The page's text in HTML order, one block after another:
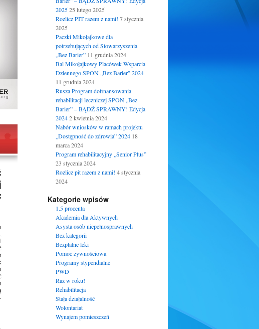
2025 25 lutego 2025
Rozlicz PIT razem z nami! 7 stycznia
2025
Paczki Mikołajkowe dla
potrzebujących od Stowarzyszenia
„Bez Barier” 11 grudnia 2024
Bal Mikołajkowy Placówek Wsparcia
Dziennego SPON „Bez Barier” 2024
11 grudnia 2024
Rusza Program dofinansowania
rehabilitacji leczniczej SPON „Bez
Barier” – BĄDŹ SPRAWNY! Edycja
2024 2 kwietnia 2024
Nabór wniosków w ramach projektu
„Dostępność do zdrowia” 2024 18
marca 2024
Program rehabilitacyjny „Senior Plus”
23 stycznia 2024
Rozlicz pit razem z nami! 4 stycznia
2024
Kategorie wpisów
1.5 procenta
Akademia dla Aktywnych
Asysta osób niepełnosprawnych
Bez kategorii
Bezpłatne leki
Pomoc żywnościowa
Programy stypendialne
PWD
Raz w roku!
Rehabilitacja
Stała działalność
Wolontariat
Wynajem pomieszczeń